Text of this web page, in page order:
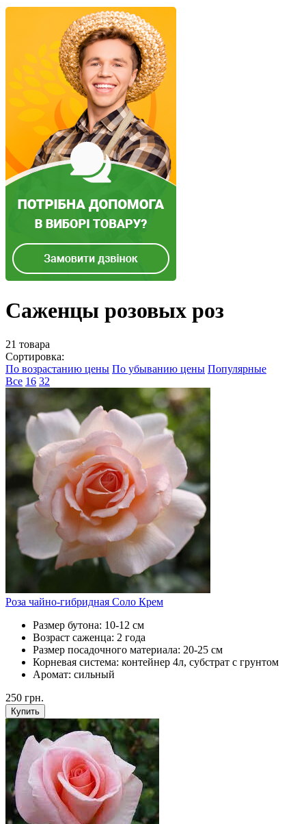
Саженцы розовых роз
21 товара
Сортировка:
По возрастанию цены По убыванию цены Популярные
Все 16 32
Роза чайно-гибридная Соло Крем
Размер бутона: 10-12 см
Возраст саженца: 2 года
Размер посадочного материала: 20-25 см
Корневая система: контейнер 4л, субстрат с грунтом
Аромат: сильный
250 грн.
Купить